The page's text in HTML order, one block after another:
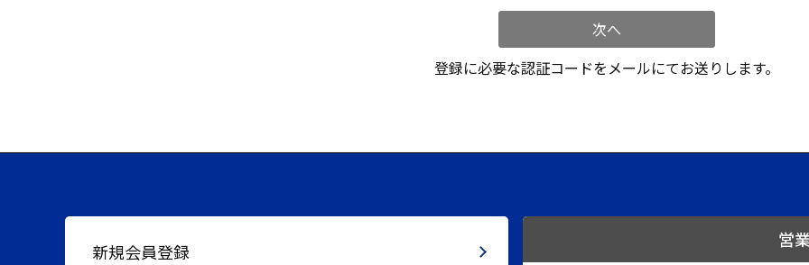
次へ
登録に必要な認証コードをメールにてお送りします。
新規会員登録
営